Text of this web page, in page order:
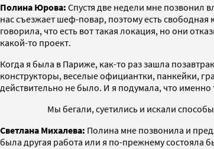
Полина Юрова: Спустя две недели мне позвонил
нас съезжает шеф-повар, поэтому есть
говорила, что есть вот такая локация, но они
какой-то проект.
Когда я была в Париже, как-то раз зашла
конструкторы, веселые официантки, панкейки,
действительно не было. И я подумала, что
Мы бегали, суетились и искали
Светлана Михалева: Полина мне позвонила и
была другая работа или я по-прежнему состояла